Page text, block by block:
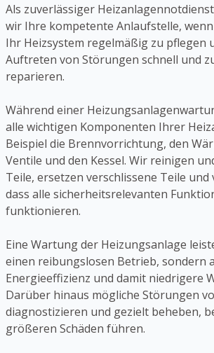
Als zuverlässiger
wir Ihre kompetente Anlaufstelle,
Ihr Heizsystem regelmäßig zu pflegen
Auftreten von Störungen schnell und
reparieren.
Während einer
alle wichtigen Komponenten Ihrer
Beispiel die Brennvorrichtung, den
Ventile und den Kessel. Wir reinigen
Teile, ersetzen verschlissene Teile und
dass alle sicherheitsrelevanten
funktionieren.
Eine Wartung der Heizungsanlage
einen reibungslosen Betrieb, sondern
Energieeffizienz und damit niedrigere
Darüber hinaus mögliche Störungen
diagnostizieren und gezielt beheben,
größeren Schäden führen.